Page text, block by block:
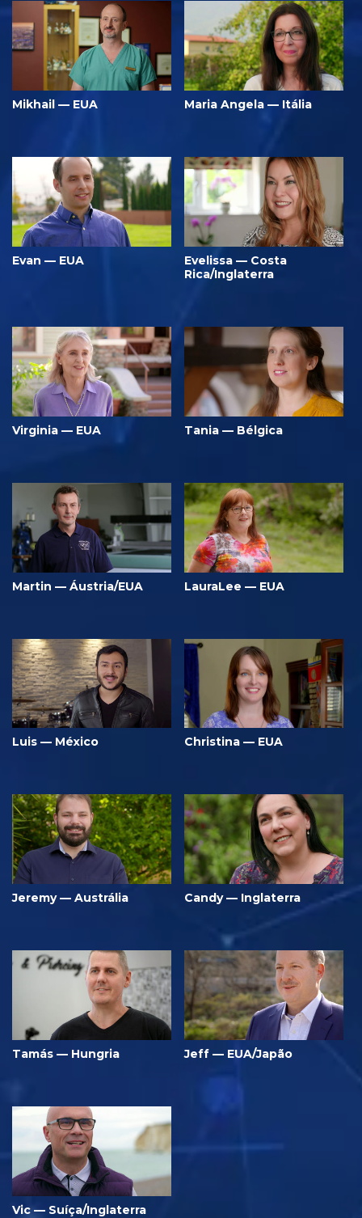
Mikhail — EUA Maria Angela — Itália
Evan — EUA
Evelissa — Costa
Rica/Inglaterra
Virginia — EUA Tania — Bélgica
Martin — Áustria/EUA LauraLee — EUA
Luis — México Christina — EUA
Jeremy — Austrália Candy — Inglaterra
Tamás — Hungria Jeff — EUA/Japão
Vic — Suíça/Inglaterra